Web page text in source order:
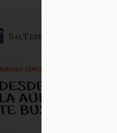
SalTerrae